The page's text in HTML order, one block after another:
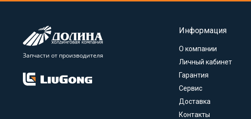
Запчасти от производителя
Информация
О компании
Личный кабинет
Гарантия
Сервис
Доставка
Контакты